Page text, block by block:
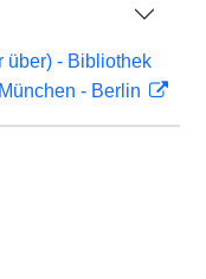
über) - Bibliothek
- Berlin